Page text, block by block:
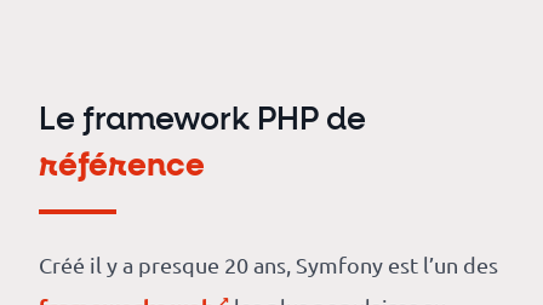
Le framework PHP de
référence
Créé il y a presque 20 ans, Symfony est l’un des